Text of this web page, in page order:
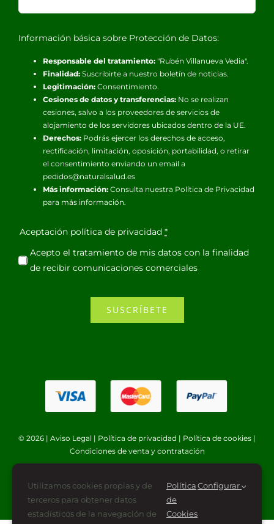
Información básica sobre Protección de Datos:
Responsable del tratamiento:"Rubén Villanueva Vedia".
Finalidad:Suscribirte a nuestro boletín de noticias.
Legitimación:Consentimiento.
Cesiones de datos y transferencias:No se realizan
cesiones, salvo a los proveedores de servicios de
alojamiento de los servidores ubicados dentro de la UE.
Derechos:Podrás ejercer los derechos de acceso,
rectificación, limitación, oposición, portabilidad, o retirar
el consentimiento enviando un email a
pedidos@naturalsalud.es
Más información:Consulta nuestra Política de Privacidad
para más información.
Aceptación política de privacidad *
Acepto el tratamiento de mis datos con la finalidad
de recibir comunicaciones comerciales
SUSCRÍBETE
© 2026 | Aviso Legal | Política de privacidad | Política de cookies |
Condiciones de venta y contratación
Utilizamos cookies propias y de
terceros para obtener datos
estadísticos de la navegación de
Política
de
Cookies
Configurar